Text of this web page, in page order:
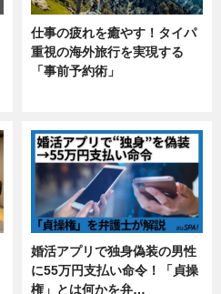
仕事の疲れを癒やす！タイパ
重視の海外旅行を実現する
「事前予約術」
婚活アプリで独身偽装の男性
に55万円支払い命令！「貞操
権」とは何かを弁…